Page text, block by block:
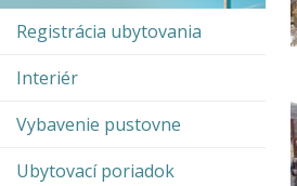
Registrácia ubytovania
Interiér
Vybavenie pustovne
Ubytovací poriadok